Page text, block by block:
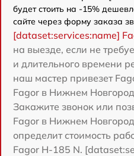
будет стоить на -15%
сайте через форму заказа
[dataset:services:name]
на выезде, если не
и длительного времени
наш мастер привезет
Fagor в Нижнем
Закажите звонок или
Fagor в Нижнем
определит стоимость
Fagor H-185 N.